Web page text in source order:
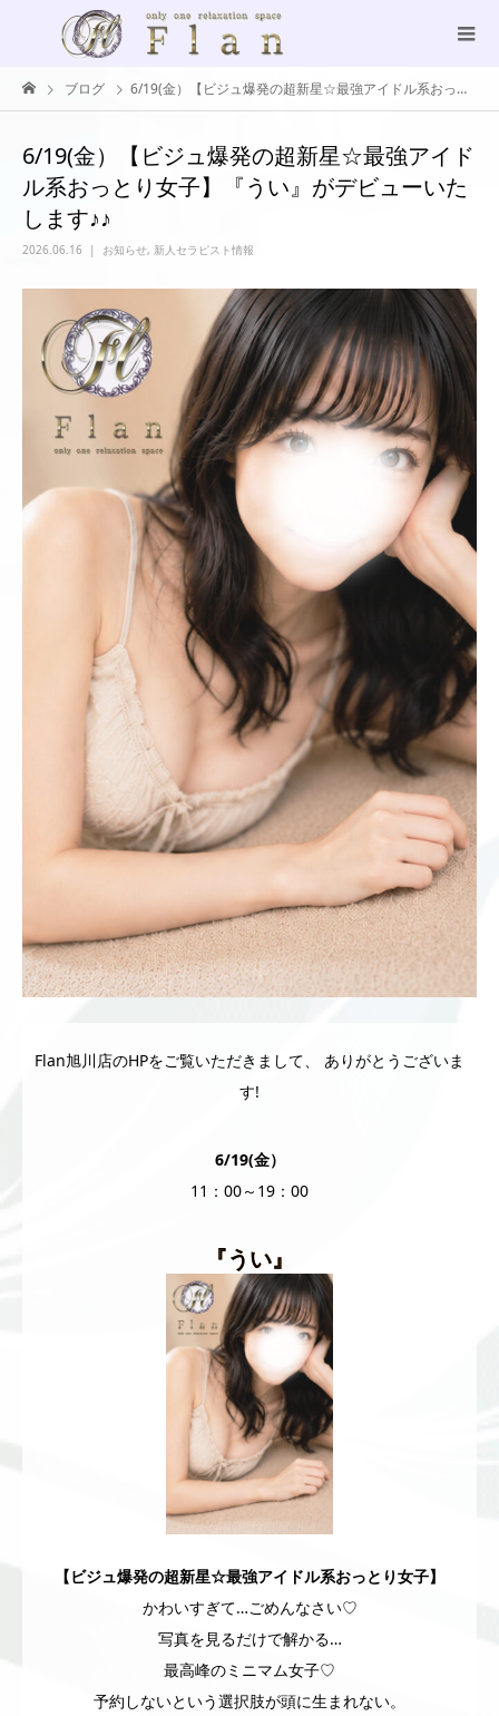
ブログ 6/19(金）【ビジュ爆発の超新星☆最強アイドル系おっとり女子】『うい』がデビューいたします♪♪
6/19(金）【ビジュ爆発の超新星☆最強アイド
ル系おっとり女子】『うい』がデビューいた
します♪♪
2026.06.16 お知らせ, 新人セラピスト情報
Flan旭川店のHPをご覧いただきまして、 ありがとうございま
す!
6/19(金）
11：00～19：00
『うい』
【ビジュ爆発の超新星☆最強アイドル系おっとり女子】
かわいすぎて…ごめんなさい♡
写真を見るだけで解かる…
最高峰のミニマム女子♡
予約しないという選択肢が頭に生まれない。